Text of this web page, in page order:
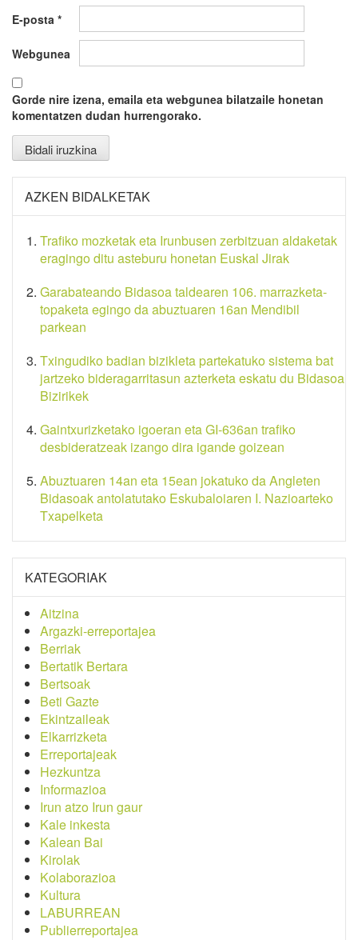
E-posta *
Webgunea
Gorde nire izena, emaila eta webgunea bilatzaile honetan
komentatzen dudan hurrengorako.
AZKEN BIDALKETAK
Trafiko mozketak eta Irunbusen zerbitzuan aldaketak
eragingo ditu asteburu honetan Euskal Jirak
Garabateando Bidasoa taldearen 106. marrazketa-
topaketa egingo da abuztuaren 16an Mendibil
parkean
Txingudiko badian bizikleta partekatuko sistema bat
jartzeko bideragarritasun azterketa eskatu du Bidasoa
Bizirikek
Gaintxurizketako igoeran eta GI-636an trafiko
desbideratzeak izango dira igande goizean
Abuztuaren 14an eta 15ean jokatuko da Angleten
Bidasoak antolatutako Eskubaloiaren I. Nazioarteko
Txapelketa
KATEGORIAK
Aitzina
Argazki-erreportajea
Berriak
Bertatik Bertara
Bertsoak
Beti Gazte
Ekintzaileak
Elkarrizketa
Erreportajeak
Hezkuntza
Informazioa
Irun atzo Irun gaur
Kale inkesta
Kalean Bai
Kirolak
Kolaborazioa
Kultura
LABURREAN
Publierreportajea